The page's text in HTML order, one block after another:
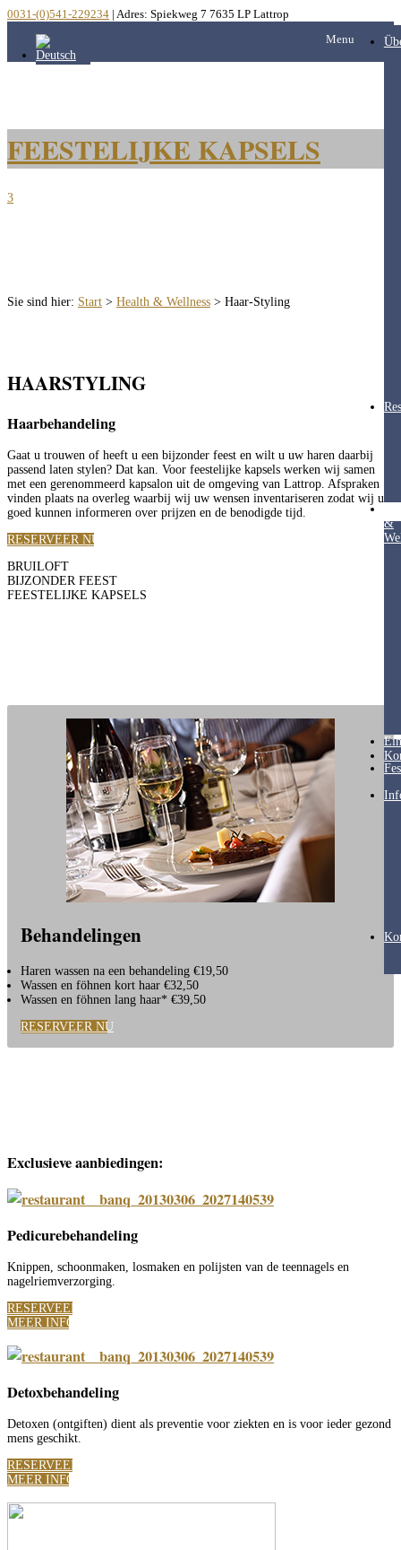
0031-(0)541-229234 | Adres: Spiekweg 7 7635 LP Lattrop
Menu
&
FEESTELIJKE KAPSELS
3
Sie sind hier: Start > Health & Wellness > Haar-Styling
HAARSTYLING
Haarbehandeling
Gaat u trouwen of heeft u een bijzonder feest en wilt u uw haren daarbij
passend laten stylen? Dat kan. Voor feestelijke kapsels werken wij samen
met een gerenommeerd kapsalon uit de omgeving van Lattrop. Afspraken
vinden plaats na overleg waarbij wij uw wensen inventariseren zodat wij u
goed kunnen informeren over prijzen en de benodigde tijd.
RESERVEER NU
BRUILOFT
BIJZONDER FEEST
FEESTELIJKE KAPSELS
Behandelingen
Haren wassen na een behandeling €19,50
Wassen en föhnen kort haar €32,50
Wassen en föhnen lang haar* €39,50
RESERVEER NU
Exclusieve aanbiedingen:
Pedicurebehandeling
Knippen, schoonmaken, losmaken en polijsten van de teennagels en
nagelriemverzorging.
RESERVEER
MEER INFO
Detoxbehandeling
Detoxen (ontgiften) dient als preventie voor ziekten en is voor ieder gezond
mens geschikt.
RESERVEER
MEER INFO